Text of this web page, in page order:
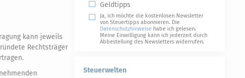
kann jeweils
Rechtsträger
Geldtipps
Ja, ich möchte die kostenlosen Newsletter
von Steuertipps abonnieren. Die
Datenschutzhinweise habe ich gelesen.
Meine Einwilligung kann ich jederzeit durch
Abbestellung des Newsletters widerrufen.
Steuerwelten